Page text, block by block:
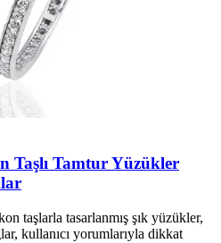
Taşlı Tamtur Yüzükler
taşlarla tasarlanmış şık yüzükler,
kullanıcı yorumlarıyla dikkat